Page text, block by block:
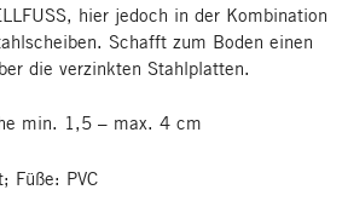
hier jedoch in der Kombination
Schafft zum Boden einen
die verzinkten Stahlplatten.
min. 1,5 – max. 4 cm
Füße: PVC